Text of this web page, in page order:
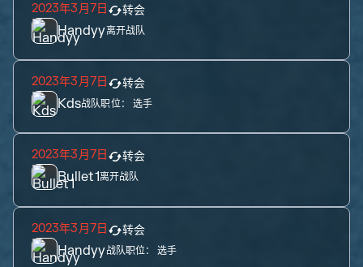
2023年3月7日 转会
Handyy离开战队
2023年3月7日 转会
Kds战队职位： 选手
2023年3月7日 转会
Bullet1离开战队
2023年3月7日 转会
Handyy战队职位： 选手